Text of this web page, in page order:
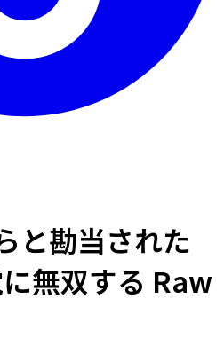
と勘当された
無双する Raw